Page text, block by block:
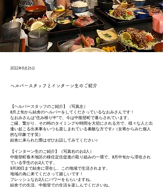
2022年8月25日
ヘルパースタッフとインターン生のご紹介
【ヘルパースタッフのご紹介】（写真左）
8月上旬から結舎のヘルパーをしてくださっているなおみさんです！
なおみさんは"住み移り中"で、今は中能登町で暮らされています。
ご縁、繋がり、その時のタイミングや時間を大切にされる方で、様々な人と出
逢い起こる出来事をいつも楽しまれている素敵な方です♪（女将からみた個人
的な印象です笑）
結舎に来られた際はぜひお話してみてください♪
【インターン生のご紹介】（写真右のお2人）
中能登町春木地区の移住定住促進の取り組みの一環で、8月中旬から滞在され
ている学生のお2人です。
9月20日まで結舎に滞在し、この地域で生活されます。
地域の為に来てくださって嬉しいです！
フレッシュなお2人にパワーをもらいますね。
結舎での生活、中能登での生活を楽しんでくださいね。